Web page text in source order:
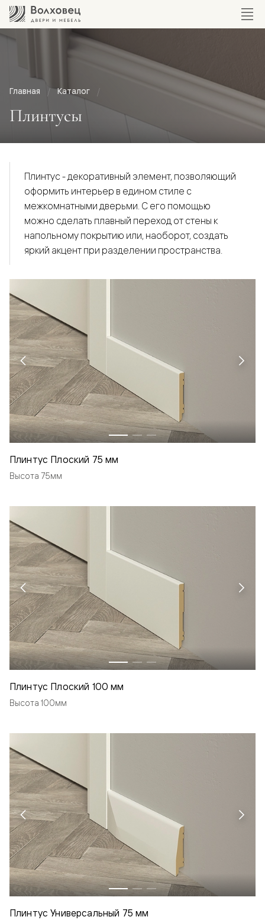
Главная Каталог
Плинтусы
Плинтус - декоративный элемент, позволяющий
оформить интерьер в едином стиле с
межкомнатными дверьми. С его помощью
можно сделать плавный переход от стены к
напольному покрытию или, наоборот, создать
яркий акцент при разделении пространства.
Плинтус Плоский 75 мм
Высота 75мм
Плинтус Плоский 100 мм
Высота 100мм
Плинтус Универсальный 75 мм